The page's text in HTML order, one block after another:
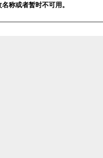
称或者暂时不可用。